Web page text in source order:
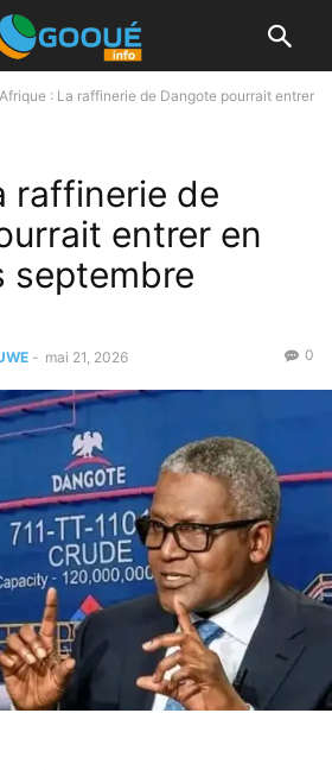
Afrique : La raffinerie de Dangote pourrait entrer
raffinerie de
entrer en
septembre
- mai 21, 2026 0